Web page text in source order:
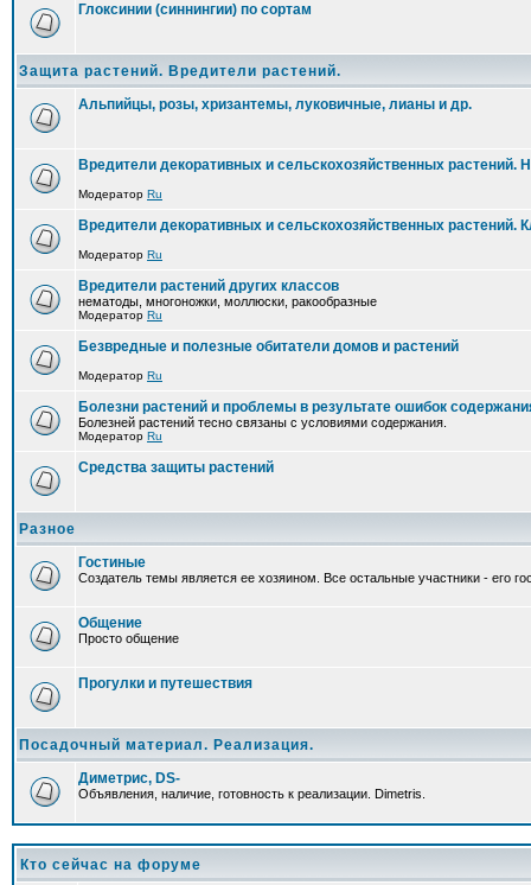
Глоксинии (синнингии) по сортам
Защита растений. Вредители растений.
Альпийцы, розы, хризантемы, луковичные, лианы и др.
Вредители декоративных и сельскохозяйственных растений.
Модератор Ru
Вредители декоративных и сельскохозяйственных растений.
Модератор Ru
Вредители растений других классов
нематоды, многоножки, моллюски, ракообразные
Модератор Ru
Безвредные и полезные обитатели домов и растений
Модератор Ru
Болезни растений и проблемы в результате ошибок
Болезней растений тесно связаны с условиями содержания.
Модератор Ru
Средства защиты растений
Разное
Гостиные
Создатель темы является ее хозяином. Все остальные участники - его
Общение
Просто общение
Прогулки и путешествия
Посадочный материал. Реализация.
Диметрис, DS-
Объявления, наличие, готовность к реализации. Dimetris.
Кто сейчас на форуме